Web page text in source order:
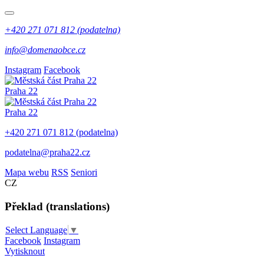
+420 271 071 812 (podatelna)
info@domenaobce.cz
Instagram Facebook
Praha 22
Praha 22
+420 271 071 812 (podatelna)
podatelna@praha22.cz
Mapa webu RSS Seniori
CZ
Překlad (translations)
Select Language ▼
Facebook Instagram
Vytisknout